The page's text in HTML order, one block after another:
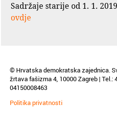
Sadržaje starije od 1. 1.
ovdje
© Hrvatska demokratska zajednica.
žrtava fašizma 4, 10000 Zagreb | Tel.:
04150008463
Politika privatnosti